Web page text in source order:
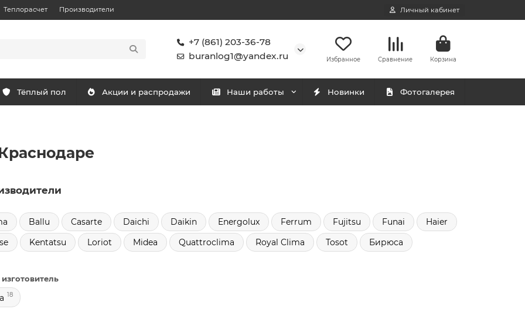
Теплорасчет Производители Личный кабинет
+7 (861) 203-36-78
buranlog1@yandex.ru
Избранное Сравнение Корзина
Тёплый пол Акции и распродажи Наши работы Новинки Фотогалерея
Ballu Casarte Daichi Daikin Energolux Ferrum Fujitsu Funai
Haier
Kentatsu Loriot Midea Quattroclima Royal Clima Tosot Бирюса
18